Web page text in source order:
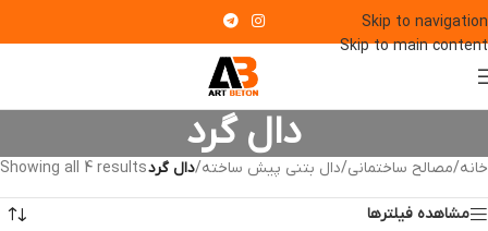
Skip to navigation
Skip to main content
دال گرد
خانه/مصالح ساختمانی/دال بتنی پیش ساخته/دال گردShowing all 4 results
مشاهده فیلترها